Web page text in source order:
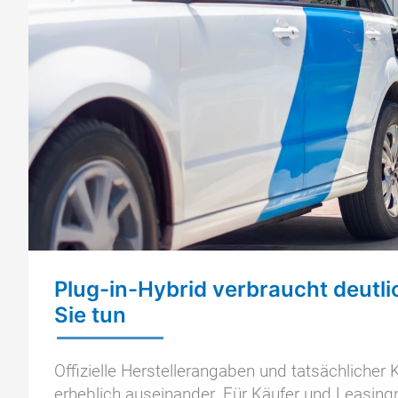
Plug-in-Hybrid verbraucht
Sie tun
Offizielle Herstellerangaben und tatsächlicher
erheblich auseinander. Für Käufer und